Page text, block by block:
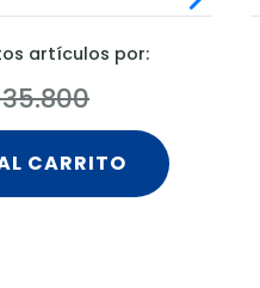
artículos por:
CARRITO